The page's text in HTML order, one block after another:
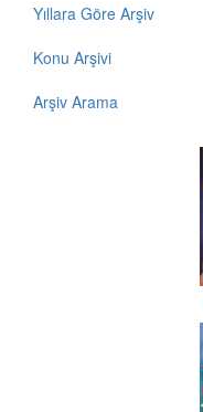
Yıllara Göre Arşiv
Konu Arşivi
Arşiv Arama